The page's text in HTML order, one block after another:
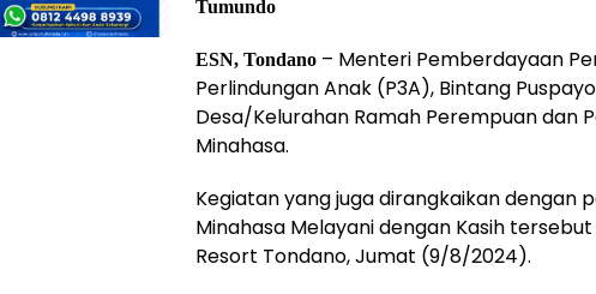
Tumundo
ESN, Tondano – Menteri Pemberdayaan
Perlindungan Anak (P3A), Bintang
Desa/Kelurahan Ramah Perempuan dan
Minahasa.
Kegiatan yang juga dirangkaikan dengan
Minahasa Melayani dengan Kasih
Resort Tondano, Jumat (9/8/2024).